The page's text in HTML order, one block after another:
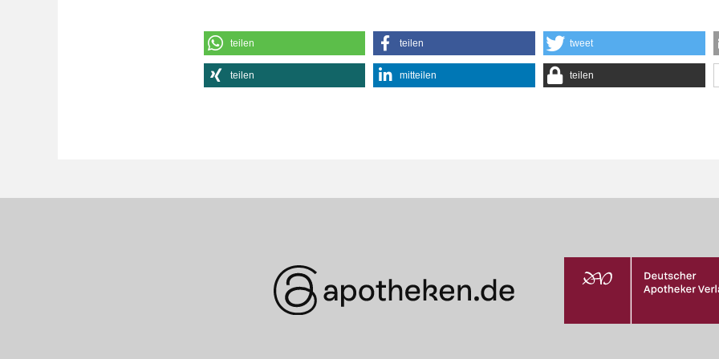
teilen teilen tweet
teilen mitteilen teilen